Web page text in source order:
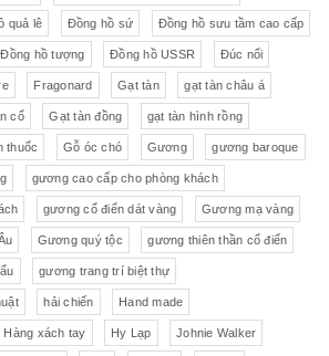
quả lê Đồng hồ sứ Đồng hồ sưu tầm cao cấp
Đồng hồ tượng Đồng hồ USSR Đúc nổi
Fragonard Gạt tàn gạt tàn châu á
cổ Gạt tàn đồng gạt tàn hình rồng
thuốc Gỗ óc chó Gương gương baroque
gương cao cấp cho phòng khách
gương cổ điển dát vàng Gương mạ vàng
Gương quý tộc gương thiên thần cổ điển
gương trang trí biệt thự
hải chiến Hand made
Hàng xách tay Hy Lạp Johnie Walker